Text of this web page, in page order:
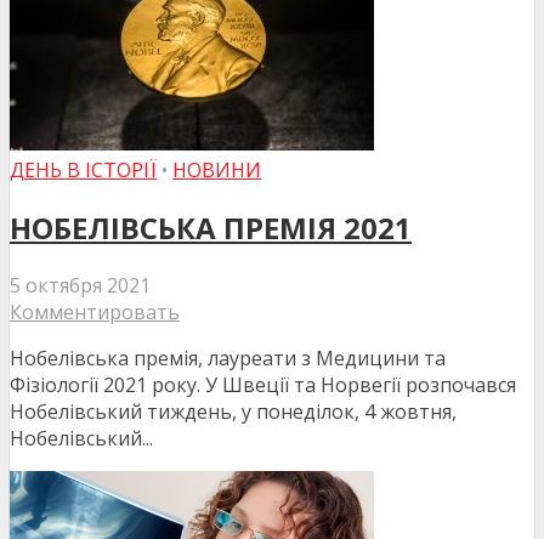
ДЕНЬ В ІСТОРІЇ • НОВИНИ
НОБЕЛІВСЬКА ПРЕМІЯ 2021
5 октября 2021
Комментировать
Нобелівська премія, лауреати з Медицини та
Фізіології 2021 року. У Швеції та Норвегії розпочався
Нобелівський тиждень, у понеділок, 4 жовтня,
Нобелівський...